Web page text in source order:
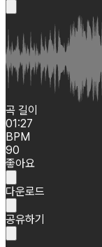
곡 길이
01:27
BPM
90
좋아요
다운로드
공유하기